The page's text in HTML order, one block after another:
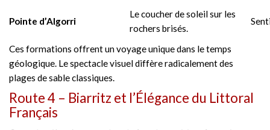
Pointe d’Algorri
Le coucher de soleil sur les
rochers brisés.
Ces formations offrent un voyage unique dans le temps
géologique. Le spectacle visuel diffère radicalement des
plages de sable classiques.
Route 4 – Biarritz et l’Élégance du Littoral
Français